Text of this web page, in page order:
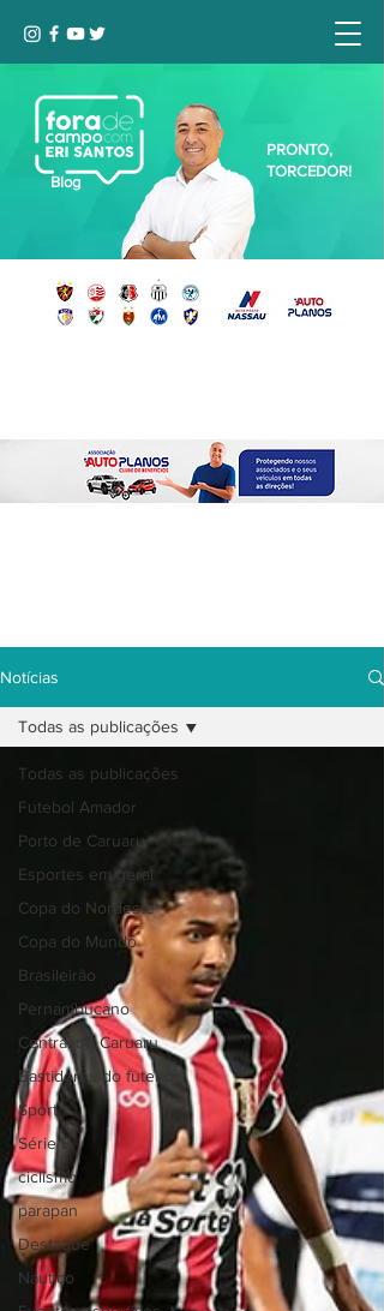
Blog
PRONTO,
TORCEDOR!
Notícias
Todas as publicações
Futebol Amador
Porto de Caruaru
Esportes em geral
Copa do Nordeste
Copa do Mundo
Brasileirão
Pernambucano
Central de Caruaru
Bastidores do futebol
Sport
Série B
ciclismo
parapan
Destaque
Náutico
Todas as publicações